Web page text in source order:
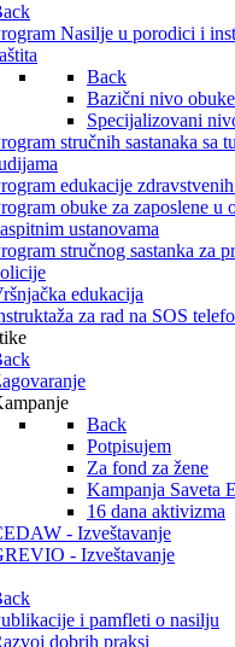
Nasilje u porodici i
Back
Bazični nivo obuke
Specijalizovani
stručnih sastanaka sa
edukacije
obuke za zaposlene u
ustanovama
stručnog sastanka za
edukacija
za rad na SOS
Back
Potpisujem
Za fond za žene
Kampanja Saveta
16 dana aktivizma
- Izveštavanje
- Izveštavanje
i pamfleti o nasilju
dobrih praksi